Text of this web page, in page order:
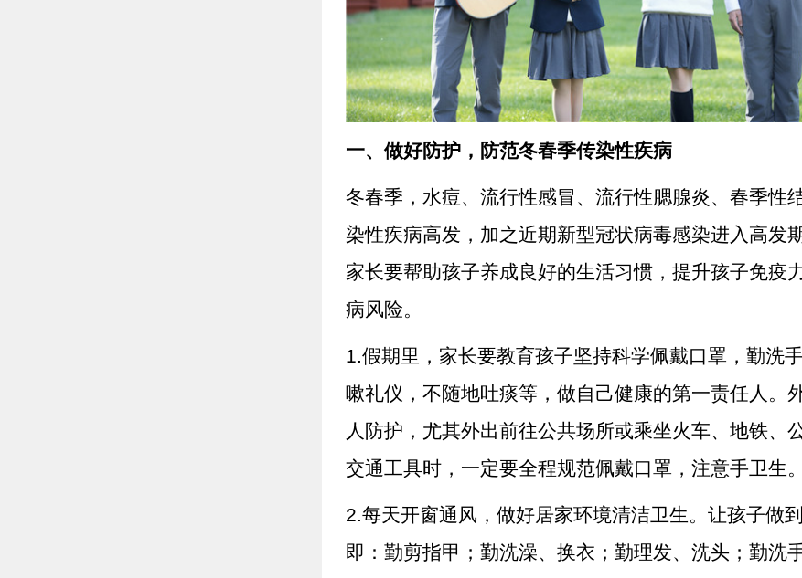
一、做好防护，防范冬春季传染性疾病
冬春季，水痘、流行性感冒、流行性腮腺炎、春季性
染性疾病高发，加之近期新型冠状病毒感染进入高发
家长要帮助孩子养成良好的生活习惯，提升孩子免疫
病风险。
1.假期里，家长要教育孩子坚持科学佩戴口罩，勤洗
嗽礼仪，不随地吐痰等，做自己健康的第一责任人。
人防护，尤其外出前往公共场所或乘坐火车、地铁、
交通工具时，一定要全程规范佩戴口罩，注意手卫生。
2.每天开窗通风，做好居家环境清洁卫生。让孩子做到
即：勤剪指甲；勤洗澡、换衣；勤理发、洗头；勤洗手